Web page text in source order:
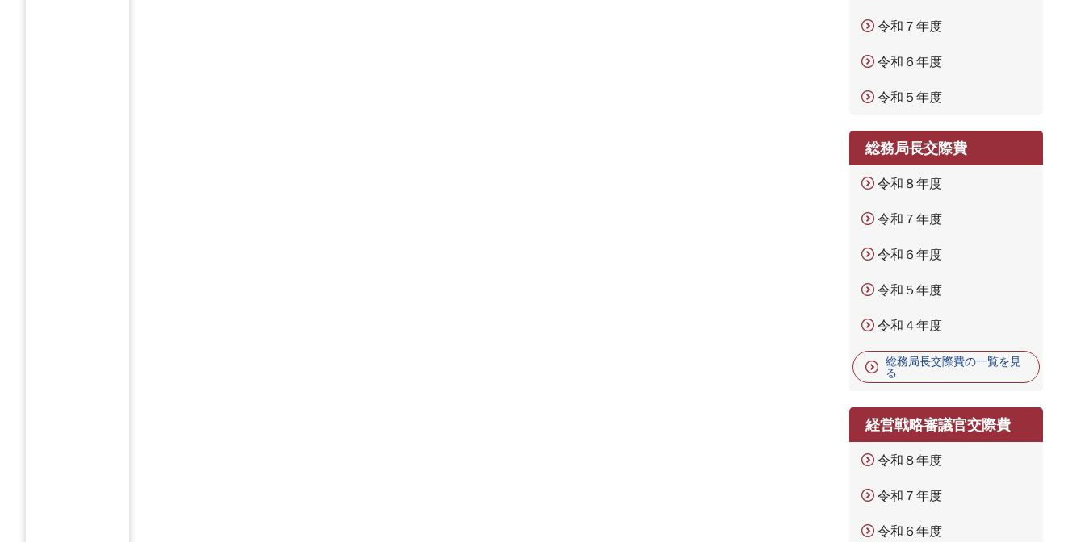
令和７年度
令和６年度
令和５年度
総務局長交際費
令和８年度
令和７年度
令和６年度
令和５年度
令和４年度
総務局長交際費の一覧を見
る
経営戦略審議官交際費
令和８年度
令和７年度
令和６年度